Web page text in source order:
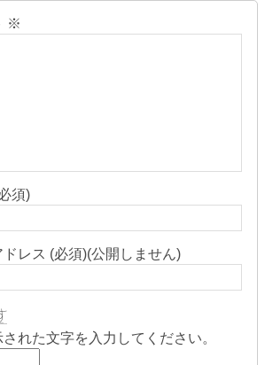
※
須)
ドレス (必須)(公開しません)
れた文字を入力してください。